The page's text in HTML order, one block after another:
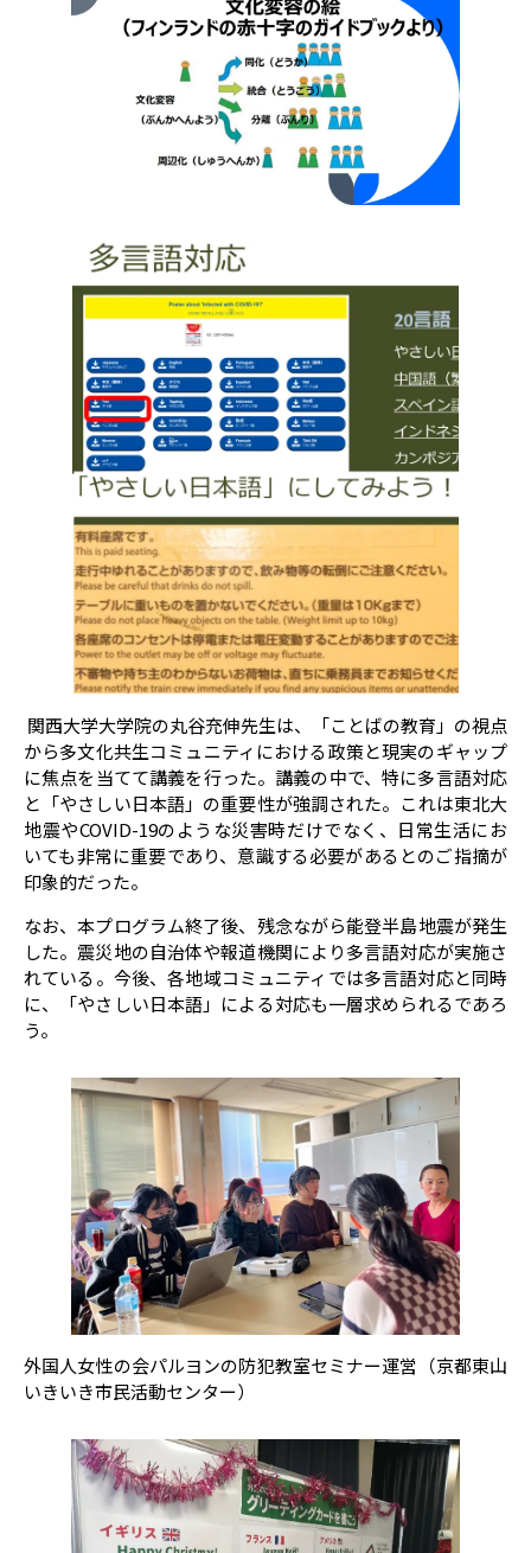
関西大学大学院の丸谷充伸先生は、「ことばの教育」の視点
から多文化共生コミュニティにおける政策と現実のギャップ
に焦点を当てて講義を行った。講義の中で、特に多言語対応
と「やさしい日本語」の重要性が強調された。これは東北大
地震やCOVID-19のような災害時だけでなく、日常生活にお
いても非常に重要であり、意識する必要があるとのご指摘が
印象的だった。
なお、本プログラム終了後、残念ながら能登半島地震が発生
した。震災地の自治体や報道機関により多言語対応が実施さ
れている。今後、各地域コミュニティでは多言語対応と同時
に、「やさしい日本語」による対応も一層求められるであろ
う。
外国人女性の会パルヨンの防犯教室セミナー運営（京都東山
いきいき市民活動センター）